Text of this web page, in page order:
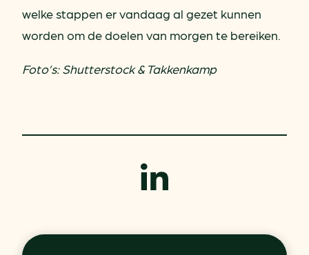
welke stappen er vandaag al gezet kunnen
worden om de doelen van morgen te bereiken.
Foto’s: Shutterstock & Takkenkamp